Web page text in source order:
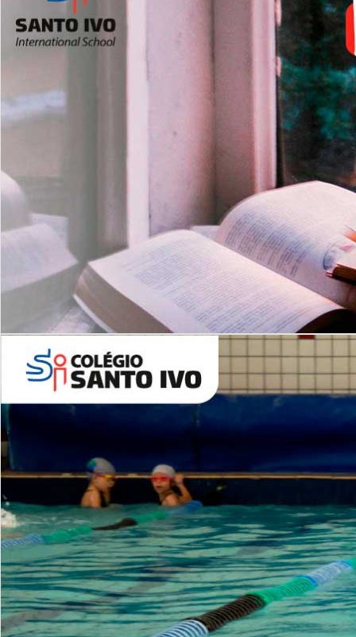
Leituras Literárias
es
Com imersão Bilingue - Anos
Finais
6º AO 9º ANO FUNDAMENTAL
Inglês: Turmas Reduzidas
(Proficiência)
ALUNOS NOVOS
Entre em Contato
INSTITUCIONAL